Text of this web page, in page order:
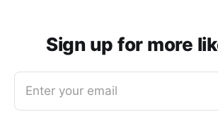
Sign up for more
Enter your email